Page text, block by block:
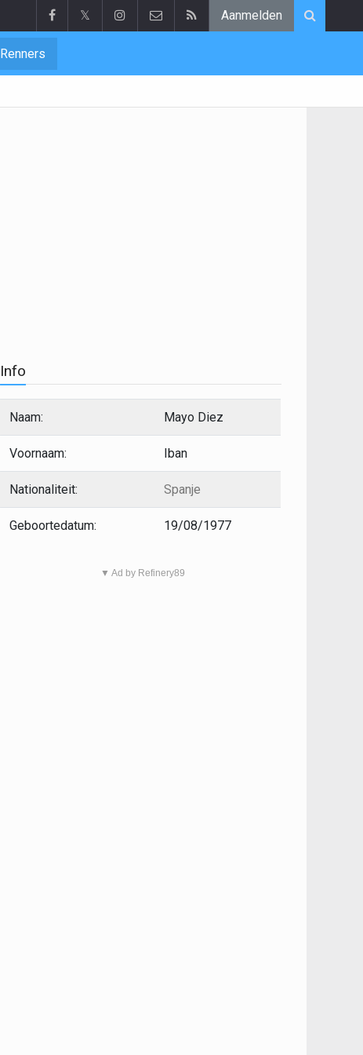
𝕏 Aanmelden
Renners
Info
Naam: Mayo Diez
Voornaam: Iban
Nationaliteit: Spanje
Geboortedatum: 19/08/1977
▼ Ad by Refinery89